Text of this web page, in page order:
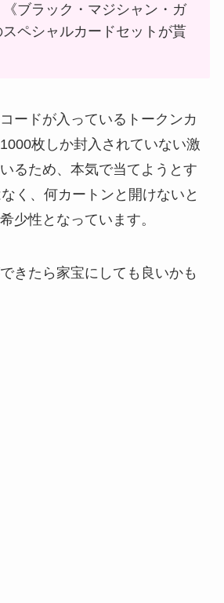
《ブラック・マジシャン・ガ
ペシャルカードセットが貰
ードが入っているトークンカ
枚しか封入されていない激
るため、本気で当てようとす
く、何カートンと開けないと
少性となっています。
きたら家宝にしても良いかも